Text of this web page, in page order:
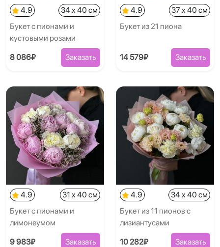
4.9
34 x 40 см
Букет с пионами и
кустовыми розами
8 086₽ Заказать
4.9
37 x 40 см
Букет из 21 пиона
14 579₽ Заказать
4.9
31 x 40 см
Букет с пионами и
лимонеумом
9 983₽ Заказать
4.9
34 x 40 см
Букет из 11 пионов с
лизиантусами
10 282₽ Заказать